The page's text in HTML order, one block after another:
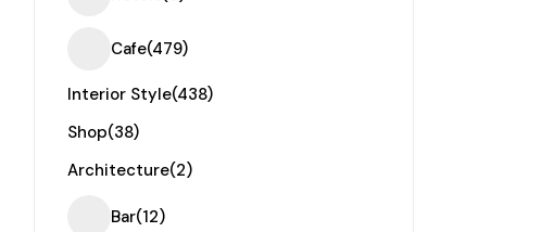
Cafe(479)
Interior Style(438)
Shop(38)
Architecture(2)
Bar(12)